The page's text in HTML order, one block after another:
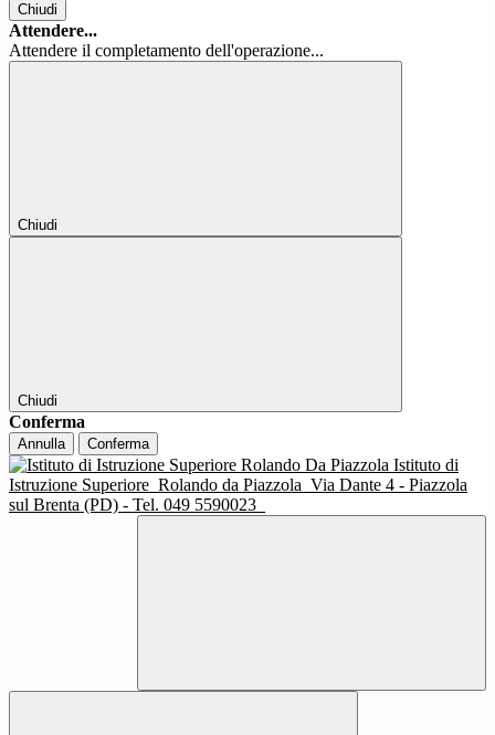
Chiudi
Attendere...
Attendere il completamento dell'operazione...
Chiudi
Chiudi
Conferma
Annulla Conferma
Istituto di
Istruzione Superiore Rolando da Piazzola Via Dante 4 - Piazzola
sul Brenta (PD) - Tel. 049 5590023